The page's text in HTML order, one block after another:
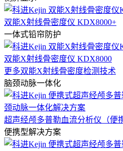
双能X射线骨密度仪 KDX8000+
一体式铅帘防护
双能X射线骨密度仪 KDX8000
更多双能X射线骨密度检测技术
脑颈动脉一体化
超声经颅多普勒血流分析仪（便
便携型解决方案